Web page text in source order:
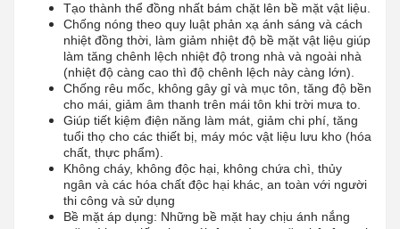
Tạo thành thể đồng nhất bám chặt lên bề mặt vật liệu.
Chống nóng theo quy luật phản xạ ánh sáng và cách
nhiệt đồng thời, làm giảm nhiệt độ bề mặt vật liệu giúp
làm tăng chênh lệch nhiệt độ trong nhà và ngoài nhà
(nhiệt độ càng cao thì độ chênh lệch này càng lớn).
Chống rêu mốc, không gây gỉ và mục tôn, tăng độ bền
cho mái, giảm âm thanh trên mái tôn khi trời mưa to.
Giúp tiết kiệm điện năng làm mát, giảm chi phí, tăng
tuổi thọ cho các thiết bị, máy móc vật liệu lưu kho (hóa
chất, thực phẩm).
Không cháy, không độc hại, không chứa chì, thủy
ngân và các hóa chất độc hại khác, an toàn với người
thi công và sử dụng
Bề mặt áp dụng: Những bề mặt hay chịu ánh nắng